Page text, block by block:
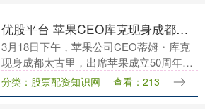
优股平台 苹果CEO库克现身成都太古里 出席苹果50周年庆典活动
3月18日下午，苹果公司CEO蒂姆・库克
现身成都太古里，出席苹果成立50周年全
球庆典活动。本次活动为苹果全球庆典亚
洲首站，现场人气高涨，吸引众多游客和
分类：股票配资知识网 查看：213